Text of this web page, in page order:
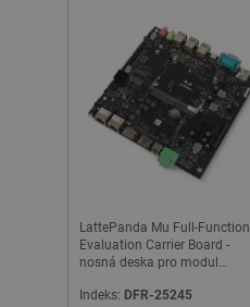
LattePanda Mu Full-Function
Evaluation Carrier Board -
nosná deska pro modul
DFR1141
Indeks: DFR-25245